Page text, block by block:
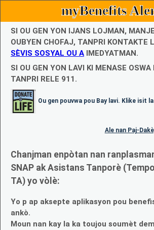
myBenefits
SI OU GEN YON IJANS LOJMAN,
OUBYEN CHOFAJ, TANPRI KONTAKTE
SÈVIS SOSYAL OU A IMEDYATMAN.
SI OU GEN YON LAVI KI MENASE
TANPRI RELE 911.
Ou gen pouvwa pou Bay lavi. Klike isit
Ale nan Paj-
Chanjman enpòtan nan
SNAP ak Asistans Tanporè
TA) yo vòlè:
Yo p ap aksepte aplikasyon pou
ankò.
Moun nan kay la ka toujou soumèt